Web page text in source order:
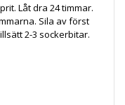
Låt dra 24 timmar.
Sila av först
2-3 sockerbitar.